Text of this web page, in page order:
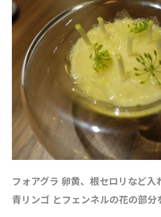
フォアグラ 卵黄、根セロリなど入
青リンゴ とフェンネルの花の部分